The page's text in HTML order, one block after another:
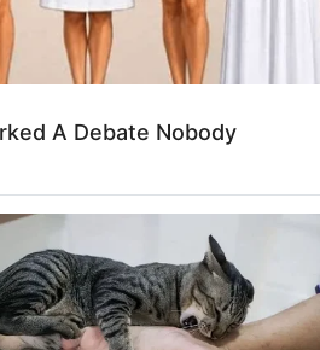
Player
00:00
A Debate Nobody